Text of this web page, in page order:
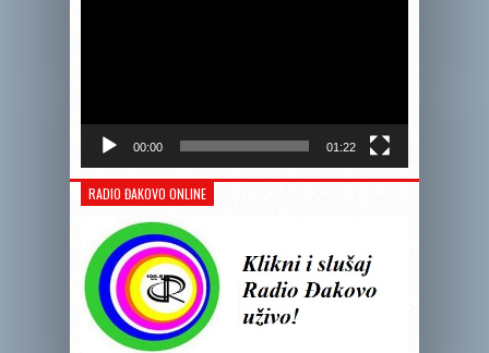
00:00 01:22
RADIO ĐAKOVO ONLINE